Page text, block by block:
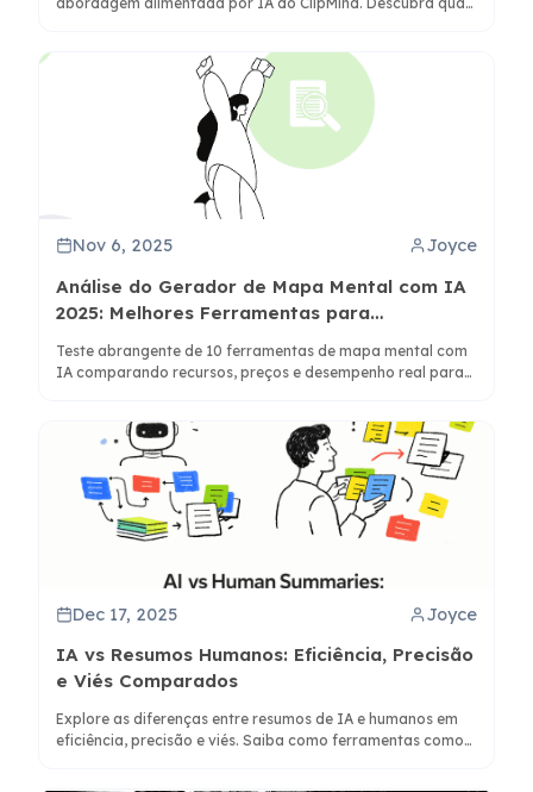
Nov 6, 2025 Joyce
Análise do Gerador de Mapa Mental com IA
2025: Melhores Ferramentas para
Teste abrangente de 10 ferramentas de mapa mental com
IA comparando recursos, preços e desempenho real para
Dec 17, 2025 Joyce
IA vs Resumos Humanos: Eficiência, Precisão
e Viés Comparados
Explore as diferenças entre resumos de IA e humanos em
eficiência, precisão e viés. Saiba como ferramentas como